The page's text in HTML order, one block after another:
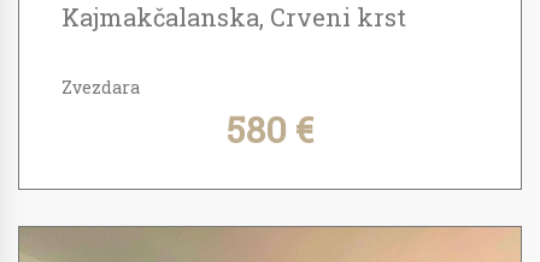
Kajmakčalanska, Crveni krst
Zvezdara
580 €